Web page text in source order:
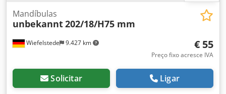
Wiefelstede 9.427 km
Mandíbulas
unbekannt202/18/H75 mm
€ 55
Preço fixo acresce IVA
Solicitar Ligar